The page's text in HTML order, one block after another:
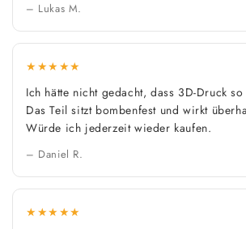
– Lukas M.
★★★★★
Ich hätte nicht gedacht, dass 3D-Druck
Das Teil sitzt bombenfest und wirkt
Würde ich jederzeit wieder kaufen.
– Daniel R.
★★★★★